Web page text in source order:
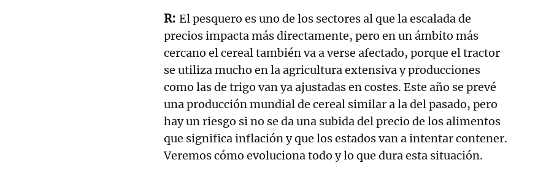
El pesquero es uno de los sectores al que la escalada de
precios impacta más directamente, pero en un ámbito más
cercano el cereal también va a verse afectado, porque el tractor
se utiliza mucho en la agricultura extensiva y producciones
como las de trigo van ya ajustadas en costes. Este año se prevé
una producción mundial de cereal similar a la del pasado, pero
hay un riesgo si no se da una subida del precio de los alimentos
que significa inflación y que los estados van a intentar contener.
Veremos cómo evoluciona todo y lo que dura esta situación.